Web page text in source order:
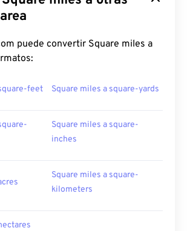
puede convertir Square miles a
feet Square miles a square-yards
Square miles a square-
inches
Square miles a square-
kilometers